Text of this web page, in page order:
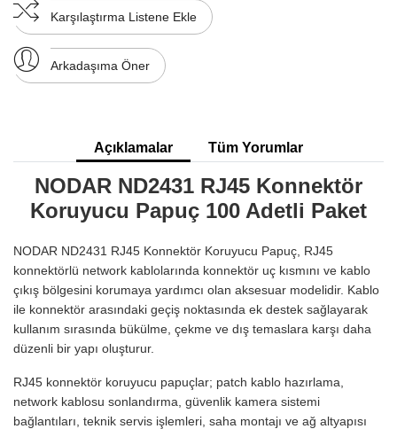
Karşılaştırma Listene Ekle
Arkadaşıma Öner
Açıklamalar Tüm Yorumlar
NODAR ND2431 RJ45 Konnektör
Koruyucu Papuç 100 Adetli Paket
NODAR ND2431 RJ45 Konnektör Koruyucu Papuç, RJ45
konnektörlü network kablolarında konnektör uç kısmını ve kablo
çıkış bölgesini korumaya yardımcı olan aksesuar modelidir. Kablo
ile konnektör arasındaki geçiş noktasında ek destek sağlayarak
kullanım sırasında bükülme, çekme ve dış temaslara karşı daha
düzenli bir yapı oluşturur.
RJ45 konnektör koruyucu papuçlar; patch kablo hazırlama,
network kablosu sonlandırma, güvenlik kamera sistemi
bağlantıları, teknik servis işlemleri, saha montajı ve ağ altyapısı